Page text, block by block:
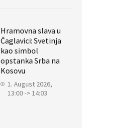
Hramovna slava u
Čaglavici: Svetinja
kao simbol
opstanka Srba na
Kosovu
1. August 2026,
13:00 -> 14:03